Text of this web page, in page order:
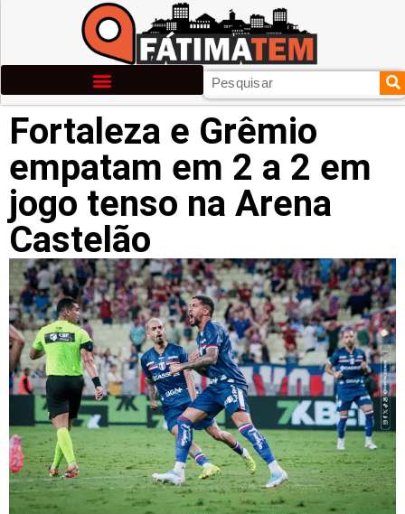
Fortaleza e Grêmio
empatam em 2 a 2 em
jogo tenso na Arena
Castelão